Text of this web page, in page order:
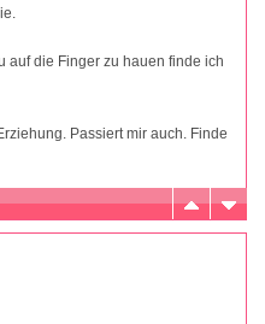
auf die Finger zu hauen finde ich
Passiert mir auch. Finde